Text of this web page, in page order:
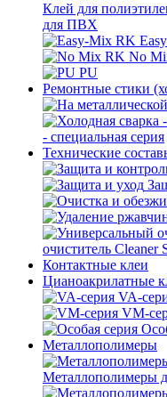
Клей для
для ПВХ
No
PU
Ремонтные стики
- специальная серия
Технические
очиститель Cleaner
Контактные клеи
Цианоакрилатные
VA-
VM-
Металлополимеры
Металлополимеры